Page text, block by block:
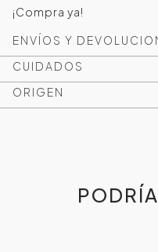
¡Compra ya!
ENVÍOS Y
CUIDADOS
ORIGEN